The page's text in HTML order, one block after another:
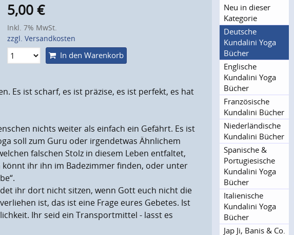
5,00€
Inkl. 7% MwSt.
zzgl. Versandkosten
In den Warenkorb
Es ist scharf, es ist präzise, es ist perfekt, es hat
nichts weiter als einfach ein Gefährt. Es ist
soll zum Guru oder irgendetwas Ähnlichem
falschen Stolz in diesem Leben entfaltet,
ihr ihn im Badezimmer finden, oder unter
ihr dort nicht sitzen, wenn Gott euch nicht die
ist, das ist eine Frage eures Gebetes. Ist
Ihr seid ein Transportmittel - lasst es
Neu in dieser
Kategorie
Deutsche
Kundalini Yoga
Bücher
Englische
Kundalini Yoga
Bücher
Französische
Kundalini Bücher
Niederlän­dische
Kundalini Bücher
Spanische &
Portugie­sische
Kundalini Yoga
Bücher
Italienische
Kundalini Yoga
Bücher
Jap Ji, Banis & Co.